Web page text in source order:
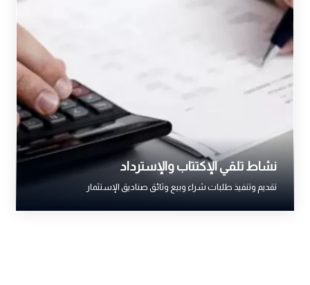
نشاط تلقي الإكتتاب والإسترداد
تقديم وتنفيذ طلبات شراء وبيع وثائق صناديق الإستثمار